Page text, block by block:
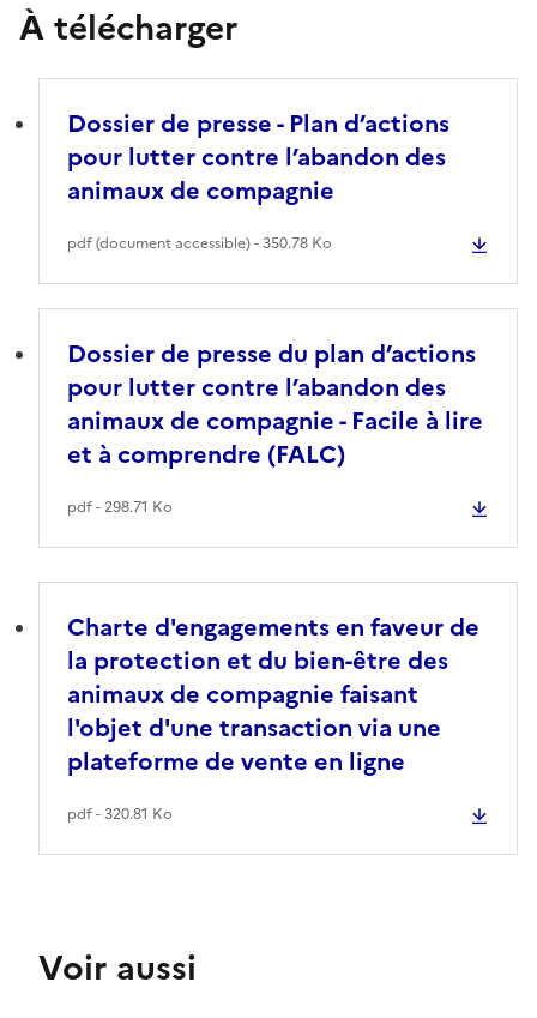
À télécharger
Dossier de presse - Plan d’actions
pour lutter contre l’abandon des
animaux de compagnie
pdf (document accessible) - 350.78 Ko
Dossier de presse du plan d’actions
pour lutter contre l’abandon des
animaux de compagnie - Facile à lire
et à comprendre (FALC)
pdf - 298.71 Ko
Charte d'engagements en faveur de
la protection et du bien-être des
animaux de compagnie faisant
l'objet d'une transaction via une
plateforme de vente en ligne
pdf - 320.81 Ko
Voir aussi